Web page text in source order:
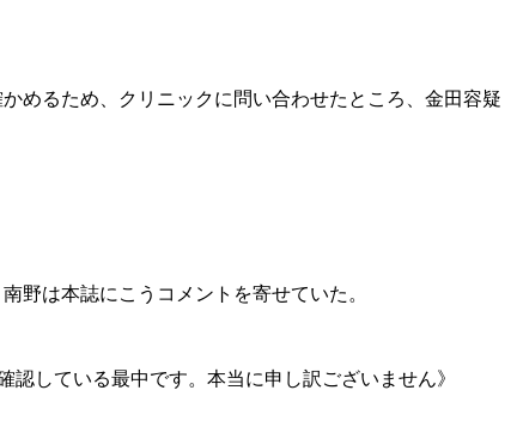
めるため、クリニックに問い合わせたところ、金田容疑
野は本誌にこうコメントを寄せていた。
している最中です。本当に申し訳ございません》